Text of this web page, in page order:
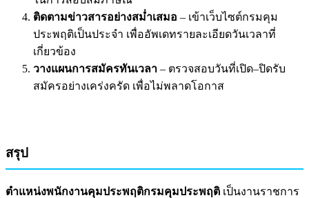
ติดตามข่าวสารอย่างสม่ำเสมอ – เข้าเว็บไซต์กรมคุม
ประพฤติเป็นประจำ เพื่ออัพเดทรายละเอียดวันเวลาที่
เกี่ยวข้อง
วางแผนการสมัครทันเวลา – ตรวจสอบวันที่เปิด–ปิดรับ
สมัครอย่างเคร่งครัด เพื่อไม่พลาดโอกาส
สรุป
ตำแหน่งพนักงานคุมประพฤติกรมคุมประพฤติ เป็นงานราชการ